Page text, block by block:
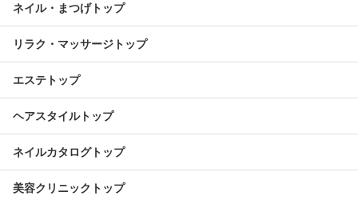
ネイル・まつげトップ
リラク・マッサージトップ
エステトップ
ヘアスタイルトップ
ネイルカタログトップ
美容クリニックトップ